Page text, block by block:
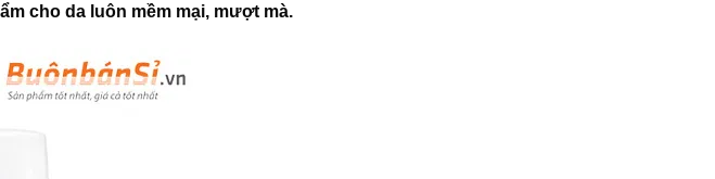
cho da luôn mềm mại, mượt mà.